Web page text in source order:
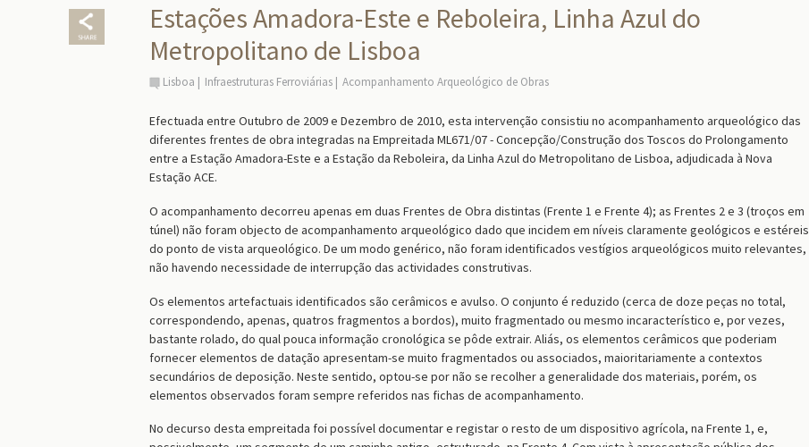
Estações Amadora-Este e Reboleira, Linha Azul do
Metropolitano de Lisboa
Lisboa Infraestruturas Ferroviárias Acompanhamento Arqueológico de Obras
Efectuada entre Outubro de 2009 e Dezembro de 2010, esta intervenção consistiu no acompanhamento arqueológico das
diferentes frentes de obra integradas na Empreitada ML671/07 - Concepção/Construção dos Toscos do Prolongamento
entre a Estação Amadora-Este e a Estação da Reboleira, da Linha Azul do Metropolitano de Lisboa, adjudicada à Nova
Estação ACE.
O acompanhamento decorreu apenas em duas Frentes de Obra distintas (Frente 1 e Frente 4); as Frentes 2 e 3 (troços em
túnel) não foram objecto de acompanhamento arqueológico dado que incidem em níveis claramente geológicos e estéreis
do ponto de vista arqueológico. De um modo genérico, não foram identificados vestígios arqueológicos muito relevantes,
não havendo necessidade de interrupção das actividades construtivas.
Os elementos artefactuais identificados são cerâmicos e avulso. O conjunto é reduzido (cerca de doze peças no total,
correspondendo, apenas, quatros fragmentos a bordos), muito fragmentado ou mesmo incaracterístico e, por vezes,
bastante rolado, do qual pouca informação cronológica se pôde extrair. Aliás, os elementos cerâmicos que poderiam
fornecer elementos de datação apresentam-se muito fragmentados ou associados, maioritariamente a contextos
secundários de deposição. Neste sentido, optou-se por não se recolher a generalidade dos materiais, porém, os
elementos observados foram sempre referidos nas fichas de acompanhamento.
No decurso desta empreitada foi possível documentar e registar o resto de um dispositivo agrícola, na Frente 1, e,